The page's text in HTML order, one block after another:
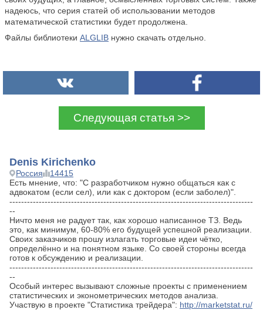
надеюсь, что серия статей об использовании методов
математической статистики будет продолжена.
Файлы библиотеки ALGLIB нужно скачать отдельно.
Следующая статья >>
Denis Kirichenko
Россия
14415
Есть мнение, что: "C разработчиком нужно общаться как с
адвокатом (если сел), или как с доктором (если заболел)".
-----------------------------------------------------------------------------------
--
Ничто меня не радует так, как хорошо написанное ТЗ. Ведь
это, как минимум, 60-80% его будущей успешной реализации.
Своих заказчиков прошу излагать торговые идеи чётко,
определённо и на понятном языке. Со своей стороны всегда
готов к обсуждению и реализации.
-----------------------------------------------------------------------------------
--
Особый интерес вызывают сложные проекты с применением
статистических и эконометрических методов анализа.
Участвую в проекте "Статистика трейдера": http://marketstat.ru/